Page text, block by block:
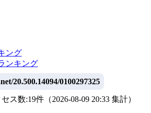
ング
ンキング
20.500.14094/0100297325
ス数:19件 （2026-08-09 20:33 集計）